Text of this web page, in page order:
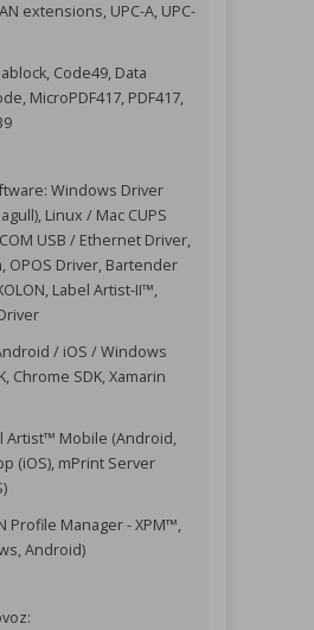
extensions, UPC-A, UPC-
Code49, Data
MicroPDF417, PDF417,
Windows Driver
Linux / Mac CUPS
USB / Ethernet Driver,
OPOS Driver, Bartender
Label Artist-II™,
/ iOS / Windows
Chrome SDK, Xamarin
Artist™ Mobile (Android,
(iOS), mPrint Server
Profile Manager - XPM™,
Android)